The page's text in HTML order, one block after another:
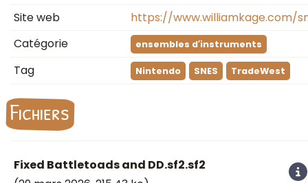
Site web
https://www.williamkage.com/
Catégorie
ensembles d′instruments
Tag Nintendo SNES TradeWest
Fichiers
Fixed Battletoads and DD.sf2.sf2